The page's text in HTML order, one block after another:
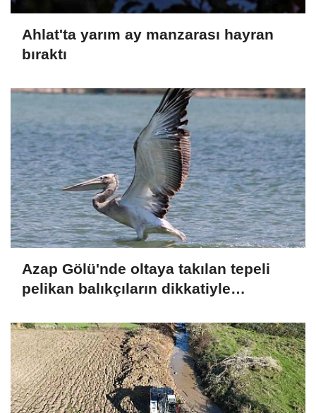
Ahlat'ta yarım ay manzarası hayran
bıraktı
Azap Gölü'nde oltaya takılan tepeli
pelikan balıkçıların dikkatiyle